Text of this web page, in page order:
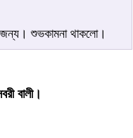
শুভকামনা থাকলো।
বালী।